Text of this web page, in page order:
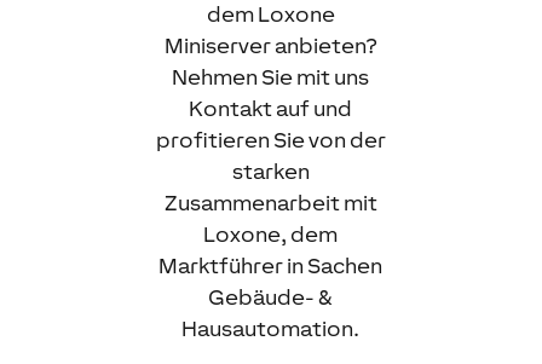
dem Loxone
Miniserver anbieten?
Nehmen Sie mit uns
Kontakt auf und
profitieren Sie von der
starken
Zusammenarbeit mit
Loxone, dem
Marktführer in Sachen
Gebäude- &
Hausautomation.